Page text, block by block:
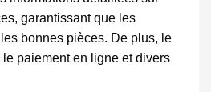
garantissant que les
bonnes pièces. De plus, le
paiement en ligne et divers